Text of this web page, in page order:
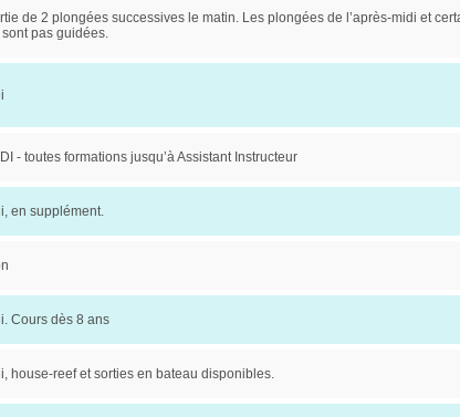
de 2 plongées successives le matin. Les plongées de l’après-midi et
pas guidées.
- toutes formations jusqu’à Assistant Instructeur
en supplément.
Cours dès 8 ans
house-reef et sorties en bateau disponibles.